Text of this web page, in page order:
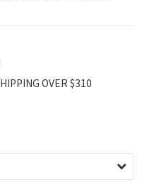
OVER $310